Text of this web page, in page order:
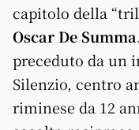
capitolo della
Oscar De Summa
preceduto da un
Silenzio, centro
riminese da 12